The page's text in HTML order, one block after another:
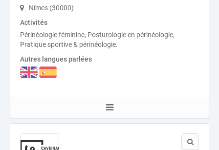
Nîmes (30000)
Activités
Périnéologie féminine, Posturologie en périnéologie,
Pratique sportive & périnéologie.
Autres langues parlées